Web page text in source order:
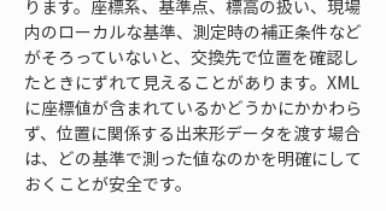
ります。座標系、基準点、標高の扱い、現場
内のローカルな基準、測定時の補正条件など
がそろっていないと、交換先で位置を確認し
たときにずれて見えることがあります。XML
に座標値が含まれているかどうかにかかわら
ず、位置に関係する出来形データを渡す場合
は、どの基準で測った値なのかを明確にして
おくことが安全です。